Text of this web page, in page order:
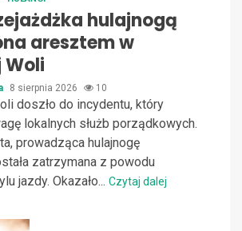
hulajnogą
aresztem w
Woli
8 sierpnia 2026 10
doszło do incydentu, który
lokalnych służb porządkowych.
prowadząca hulajnogę
zatrzymana z powodu
jazdy. Okazało... Czytaj dalej